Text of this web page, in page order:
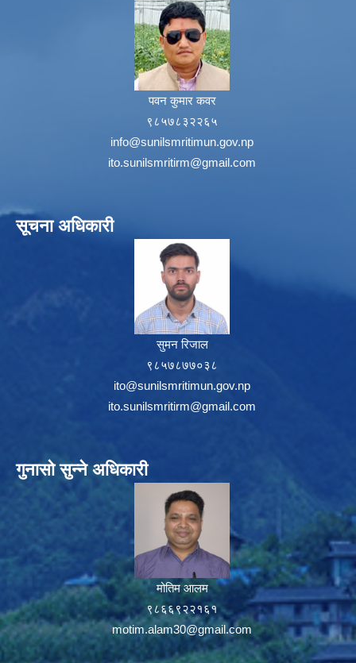
पवन कुमार कवर
९८५७८३२२६५
info@sunilsmritimun.gov.np
ito.sunilsmritirm@gmail.com
सूचना अधिकारी
सुमन रिजाल
९८५७८७७०३८
ito@sunilsmritimun.gov.np
ito.sunilsmritirm@gmail.com
गुनासो सुन्ने अधिकारी
मोतिम आलम
९८६६९२२१६१
motim.alam30@gmail.com